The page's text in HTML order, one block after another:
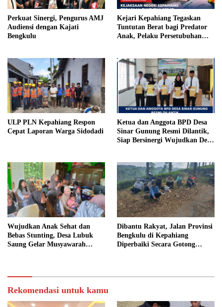
Perkuat Sinergi, Pengurus AMJ
Audiensi dengan Kajati
Bengkulu
Kejari Kepahiang Tegaskan
Tuntutan Berat bagi Predator
Anak, Pelaku Persetubuhan
Penjara
ULP PLN Kepahiang Respon
Cepat Laporan Warga Sidodadi
Ketua dan Anggota BPD Desa
Sinar Gunung Resmi Dilantik,
Siap Bersinergi Wujudkan Desa
Wujudkan Anak Sehat dan
Bebas Stunting, Desa Lubuk
Saung Gelar Musyawarah
Dibantu Rakyat, Jalan Provinsi
Bengkulu di Kepahiang
Diperbaiki Secara Gotong
Rekomendasi untuk kamu